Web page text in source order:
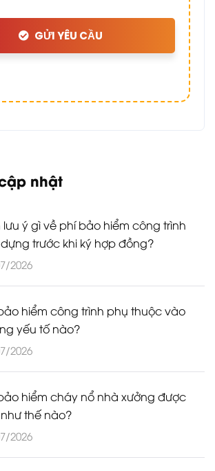
GỬI YÊU CẦU
nhật
lưu ý gì về phí bảo hiểm công trình
trước khi ký hợp đồng?
2026
hiểm công trình phụ thuộc vào
yếu tố nào?
2026
hiểm cháy nổ nhà xưởng được
thế nào?
2026